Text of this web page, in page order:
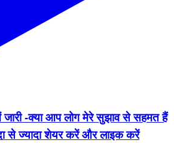
-क्या आप लोग मेरे सुझाव से सहमत हैं
से ज्यादा शेयर करें और लाइक करें